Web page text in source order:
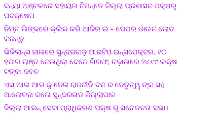
ବନ୍ୟା ଅଞ୍ଚଳରେ ସହାୟତା ନିମନ୍ତେ ଜିଲ୍ଲା ପ୍ରଶାସନ ପକ୍ଷରୁ
ପଦକ୍ଷେପ
ନିମ୍ନ ଲିଙ୍କରେ କ୍ଲିକ କରି ଆଜିର ଇ – ପେପର ଡାଉନ ଲୋଡ
କରନ୍ତୁ
ଭିଜିଲାନ୍ସ ଜାଲରେ ସୁନ୍ଦରଗଡ଼ ଆରଟିଓ ଇନ୍ସପେକ୍ଟର, ୧୦
ହଜାର ଲାଞ୍ଚ ନେଉଥିବା ବେଳେ ଗିରଫ; ଚଢ଼ାଉରେ ୨୪.୯୯ ଲକ୍ଷ
ଟଙ୍କା ଜବତ
ଏସ ଆଇ ଆର କୁ ନେଇ ରାଜନୀତି ଦଳ ର ନେତୃତ୍ୱ ଙ୍କ ସହ
ଆଲୋଚନା କଲେ ସୁନ୍ଦରଗଡ ଜିଲ୍ଲାପାଳ
ଜିଲ୍ଲା ଆଇନ୍ ସେବା ପ୍ରାଧିକରଣ ପକ୍ଷ ରୁ ସଚେତନତା ସଭା।